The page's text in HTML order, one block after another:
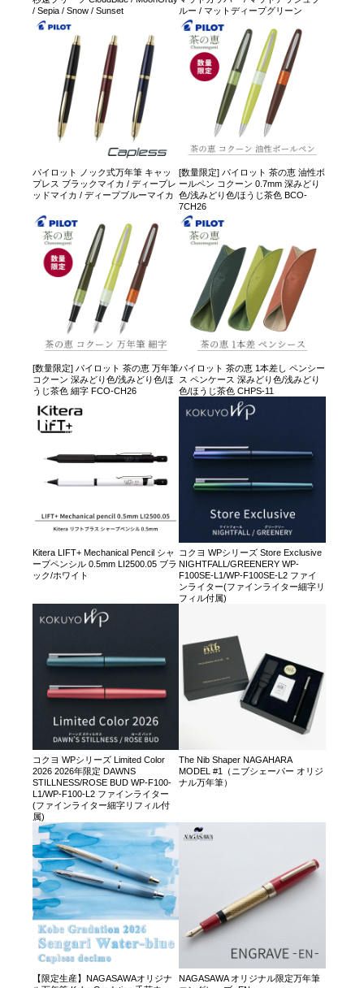
/ Sepia / Snow / Sunset
ルー / マットディープグリーン
パイロット ノック式万年筆 キャッ
プレス ブラックマイカ / ディープレ
ッドマイカ / ディープブルーマイカ
[数量限定] パイロット 茶の恵 油性ボ
ールペン コクーン 0.7mm 深みどり
色/浅みどり色/ほうじ茶色 BCO-
7CH26
[数量限定] パイロット 茶の恵 万年筆
コクーン 深みどり色/浅みどり色/ほ
うじ茶色 細字 FCO-CH26
パイロット 茶の恵 1本差し ペンシー
ス ペンケース 深みどり色/浅みどり
色/ほうじ茶色 CHPS-11
Kitera LIFT+ Mechanical Pencil シャ
ープペンシル 0.5mm LI2500.05 ブラ
ック/ホワイト
コクヨ WPシリーズ Store Exclusive
NIGHTFALL/GREENERY WP-
F100SE-L1/WP-F100SE-L2 ファイ
ンライター(ファインライター細字リ
フィル付属)
コクヨ WPシリーズ Limited Color
2026 2026年限定 DAWNS
STILLNESS/ROSE BUD WP-F100-
L1/WP-F100-L2 ファインライター
(ファインライター細字リフィル付
属)
The Nib Shaper NAGAHARA
MODEL #1（ニブシェーパー オリジ
ナル万年筆）
【限定生産】NAGASAWAオリジナ
NAGASAWA オリジナル限定万年筆